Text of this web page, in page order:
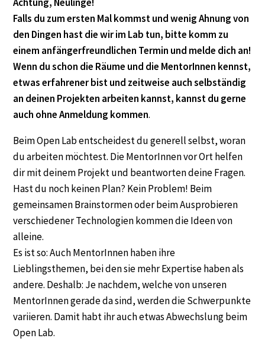
Achtung, Neulinge!
Falls du zum ersten Mal kommst und wenig Ahnung von
den Dingen hast die wir im Lab tun, bitte komm zu
einem anfängerfreundlichen Termin und melde dich an!
Wenn du schon die Räume und die MentorInnen kennst,
etwas erfahrener bist und zeitweise auch selbständig
an deinen Projekten arbeiten kannst, kannst du gerne
auch ohne Anmeldung kommen.
Beim Open Lab entscheidest du generell selbst, woran
du arbeiten möchtest. Die MentorInnen vor Ort helfen
dir mit deinem Projekt und beantworten deine Fragen.
Hast du noch keinen Plan? Kein Problem! Beim
gemeinsamen Brainstormen oder beim Ausprobieren
verschiedener Technologien kommen die Ideen von
alleine.
Es ist so: Auch MentorInnen haben ihre
Lieblingsthemen, bei den sie mehr Expertise haben als
andere. Deshalb: Je nachdem, welche von unseren
MentorInnen gerade da sind, werden die Schwerpunkte
variieren. Damit habt ihr auch etwas Abwechslung beim
Open Lab.